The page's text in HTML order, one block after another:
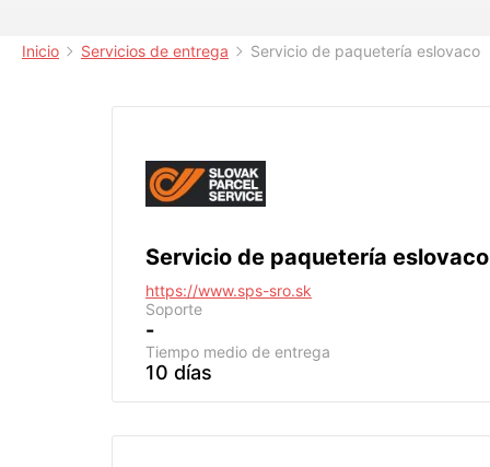
Inicio Servicios de entrega Servicio de paquetería eslovaco
Servicio de paquetería eslovaco
https://www.sps-sro.sk
Soporte
-
Tiempo medio de entrega
10 días